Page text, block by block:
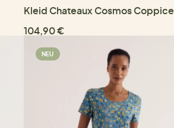
Kleid Chateaux Cosmos Coppice
104,90 €
NEU